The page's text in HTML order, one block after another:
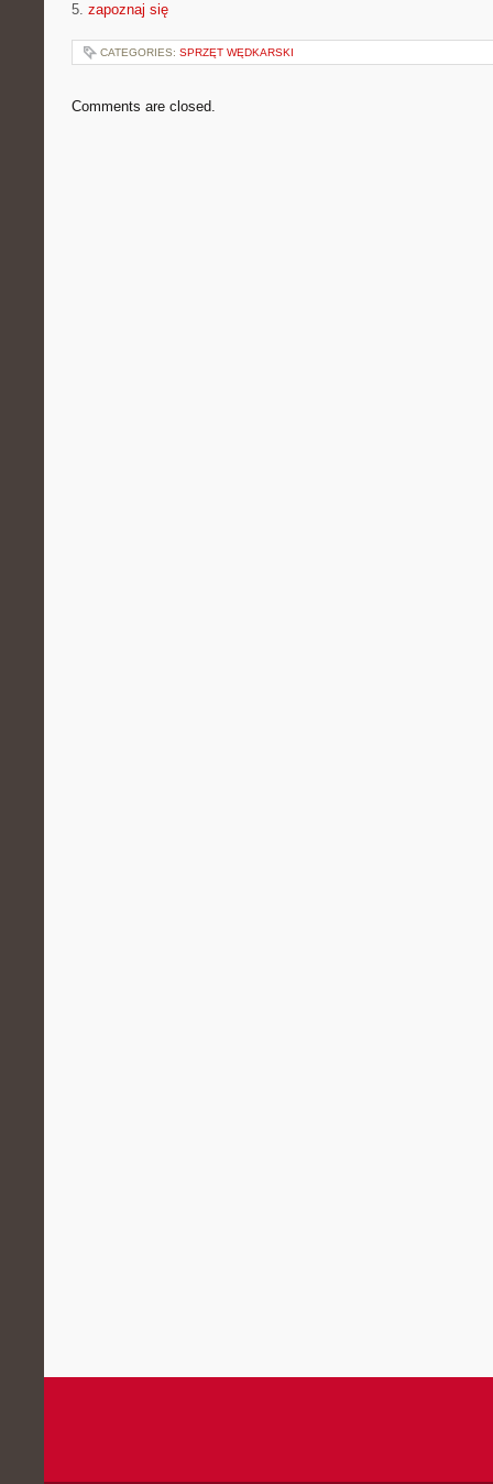
5. zapoznaj się
CATEGORIES: SPRZĘT WĘDKARSKI
Comments are closed.